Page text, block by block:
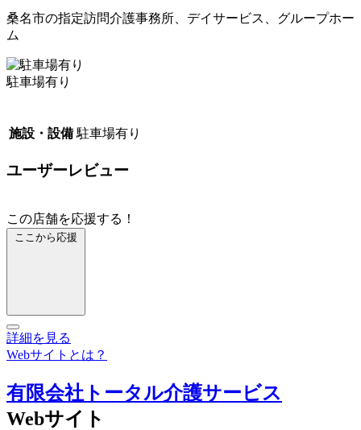
桑名市の指定訪問介護事務所、デイサービス、グループホー
ム
駐車場有り
施設・設備 駐車場有り
ユーザーレビュー
この店舗を応援する！
ここから応援
詳細を見る
Webサイトとは？
有限会社トータル介護サービス
Webサイト